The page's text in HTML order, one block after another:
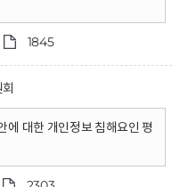
1845
에 대한 개인정보 침해요인 평